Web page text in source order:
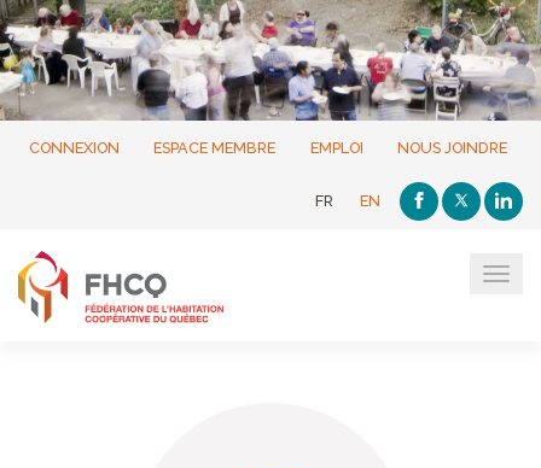
CONNEXION ESPACE MEMBRE EMPLOI NOUS JOINDRE
FR EN